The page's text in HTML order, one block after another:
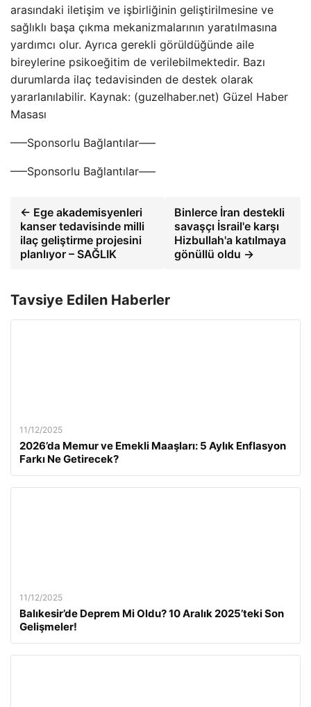
arasındaki iletişim ve işbirliğinin geliştirilmesine ve
sağlıklı başa çıkma mekanizmalarının yaratılmasına
yardımcı olur. Ayrıca gerekli görüldüğünde aile
bireylerine psikoeğitim de verilebilmektedir. Bazı
durumlarda ilaç tedavisinden de destek olarak
yararlanılabilir. Kaynak: (guzelhaber.net) Güzel Haber
Masası
—–Sponsorlu Bağlantılar—–
—–Sponsorlu Bağlantılar—–
← Ege akademisyenleri
kanser tedavisinde milli
ilaç geliştirme projesini
planlıyor – SAĞLIK
Binlerce İran destekli
savaşçı İsrail'e karşı
Hizbullah'a katılmaya
gönüllü oldu →
Tavsiye Edilen Haberler
11/12/2025
2026’da Memur ve Emekli Maaşları: 5 Aylık Enflasyon
Farkı Ne Getirecek?
11/12/2025
Balıkesir’de Deprem Mi Oldu? 10 Aralık 2025’teki Son
Gelişmeler!